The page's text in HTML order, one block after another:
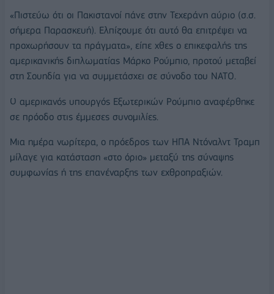
«Πιστεύω ότι οι Πακιστανοί πάνε στην Τεχεράνη αύριο (σ.σ.
σήμερα Παρασκευή). Ελπίζουμε ότι αυτό θα επιτρέψει να
προχωρήσουν τα πράγματα», είπε χθες ο επικεφαλής της
αμερικανικής διπλωματίας Μάρκο Ρούμπιο, προτού μεταβεί
στη Σουηδία για να συμμετάσχει σε σύνοδο του NATO.
Ο αμερικανός υπουργός Εξωτερικών Ρούμπιο αναφέρθηκε
σε πρόοδο στις έμμεσες συνομιλίες.
Μια ημέρα νωρίτερα, ο πρόεδρος των ΗΠΑ Ντόναλντ Τραμπ
μίλαγε για κατάσταση «στο όριο» μεταξύ της σύναψης
συμφωνίας ή της επανέναρξης των εχθροπραξιών.